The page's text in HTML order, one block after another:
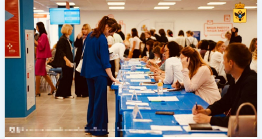
товарів
і
послуг
не
встигає